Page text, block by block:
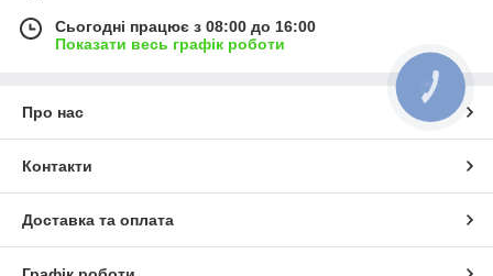
Сьогодні працює з 08:00 до 16:00
Показати весь графік роботи
Про нас
Контакти
Доставка та оплата
КНОПКА
ЗВ'ЯЗКУ